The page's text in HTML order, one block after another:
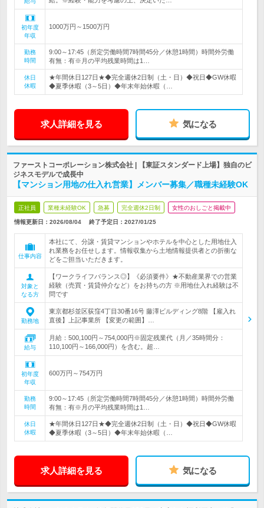
初年度
年収
1000万円～1500万円
勤務
時間
9:00～17:45（所定労働時間7時間45分／休憩1時間）時間外労働
有無：有※月の平均残業時間は1…
休日
休暇
★年間休日127日★◆完全週休2日制（土・日）◆祝日◆GW休暇
◆夏季休暇（3～5日）◆年末年始休暇（…
求人詳細を見る 気になる
ファーストコーポレーション株式会社 | 【東証スタンダード上場】独自のビ
ジネスモデルで成長中
【マンション用地の仕入れ営業】メンバー募集／職種未経験OK
正社員 業種未経験OK 急募 完全週休2日制 女性のおしごと掲載中
情報更新日：2026/08/04 終了予定日： 2027/01/25
仕事内容
本社にて、分譲・賃貸マンションやホテルを中心とした用地仕入
れ業務をお任せします。情報収集から土地情報提供者との折衝な
どをご担当いただきます。
対象と
なる方
【ワークライフバランス◎】《必須要件》★不動産業界での営業
経験（売買・賃貸仲介など）をお持ちの方 ※用地仕入れ経験は不
問です
勤務地
東京都杉並区荻窪4丁目30番16号 藤澤ビルディング8階 【雇入れ
直後】上記事業所 【変更の範囲】…
給与
月給：500,100円～754,000円※固定残業代（月／35時間分：
110,100円～166,000円）を含む。超…
初年度
年収
600万円～754万円
勤務
時間
9:00～17:45（所定労働時間7時間45分／休憩1時間）時間外労働
有無：有※月の平均残業時間は1…
休日
休暇
★年間休日127日★◆完全週休2日制（土・日）◆祝日◆GW休暇
◆夏季休暇（3～5日）◆年末年始休暇（…
求人詳細を見る 気になる